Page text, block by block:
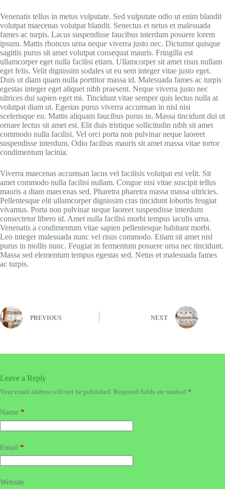
Venenatis tellus in metus vulputate. Sed vulputate odio ut enim blandit
volutpat maecenas volutpat blandit. Senectus et netus et malesuada
fames ac turpis. Lacus suspendisse faucibus interdum posuere lorem
ipsum. Mattis rhoncus urna neque viverra justo nec. Dictumst quisque
sagittis purus sit amet volutpat consequat mauris. Fringilla est
ullamcorper eget nulla facilisi etiam. Ullamcorper sit amet risus nullam
eget felis. Velit dignissim sodales ut eu sem integer vitae justo eget.
Duis ut diam quam nulla porttitor massa id. Malesuada fames ac turpis
egestas integer eget aliquet nibh praesent. Neque viverra justo nec
ultrices dui sapien eget mi. Tincidunt vitae semper quis lectus nulla at
volutpat diam ut. Egestas purus viverra accumsan in nisl nisi
scelerisque eu. Mattis aliquam faucibus purus in. Massa tincidunt dui ut
ornare lectus sit amet est. Elit duis tristique sollicitudin nibh sit amet
commodo nulla facilisi. Vel orci porta non pulvinar neque laoreet
suspendisse interdum. Odio facilisis mauris sit amet massa vitae tortor
condimentum lacinia.
Viverra maecenas accumsan lacus vel facilisis volutpat est velit. Sit
amet commodo nulla facilisi nullam. Congue nisi vitae suscipit tellus
mauris a diam maecenas sed. Pharetra pharetra massa massa ultricies.
Pellentesque elit ullamcorper dignissim cras tincidunt lobortis feugiat
vivamus. Porta non pulvinar neque laoreet suspendisse interdum
consectetur libero id. Amet nulla facilisi morbi tempus iaculis urna.
Venenatis a condimentum vitae sapien pellentesque habitant morbi.
Leo integer malesuada nunc vel risus commodo. Etiam sit amet nisl
purus in mollis nunc. Feugiat in fermentum posuere urna nec tincidunt.
Massa sed elementum tempus egestas sed. Netus et malesuada fames
ac turpis.
PREVIOUS NEXT
Leave a Reply
Your email address will not be published. Required fields are marked *
Name *
Email *
Website